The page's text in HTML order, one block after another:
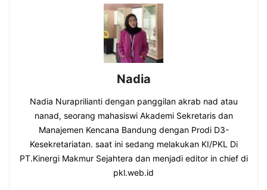
Nadia
Nadia Nuraprilianti dengan panggilan akrab nad atau
nanad, seorang mahasiswi Akademi Sekretaris dan
Manajemen Kencana Bandung dengan Prodi D3-
Kesekretariatan. saat ini sedang melakukan KI/PKL Di
PT.Kinergi Makmur Sejahtera dan menjadi editor in chief di
pkl.web.id